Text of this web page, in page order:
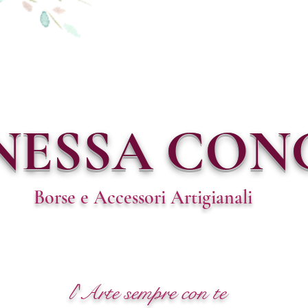
l'Arte sempre con te
Borse e Accessori Artigianali